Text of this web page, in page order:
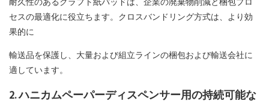
耐久性のあるクラフト紙パッドは、企業の廃棄物削減と梱包プロ
セスの最適化に役立ちます。クロスバンドリング方式は、より効
果的に
輸送品を保護し、大量および組立ラインの梱包および輸送会社に
適しています。
2. ハニカムペーパーディスペンサー用の持続可能な